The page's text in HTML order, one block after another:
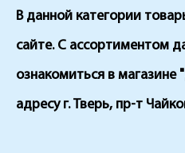
В данной категории
сайте. С ассортиментом
ознакомиться в магазине
адресу г. Тверь, пр-т